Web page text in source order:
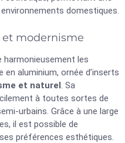
domestiques.
et modernisme
harmonieusement les
aluminium, ornée d’inserts
et naturel. Sa
à toutes sortes de
urbains. Grâce à une large
il est possible de
préférences esthétiques.